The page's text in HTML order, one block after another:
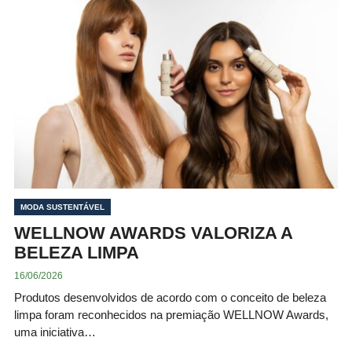
MODA SUSTENTÁVEL
WELLNOW AWARDS VALORIZA A
BELEZA LIMPA
16/06/2026
Produtos desenvolvidos de acordo com o conceito de beleza
limpa foram reconhecidos na premiação WELLNOW Awards,
uma iniciativa…